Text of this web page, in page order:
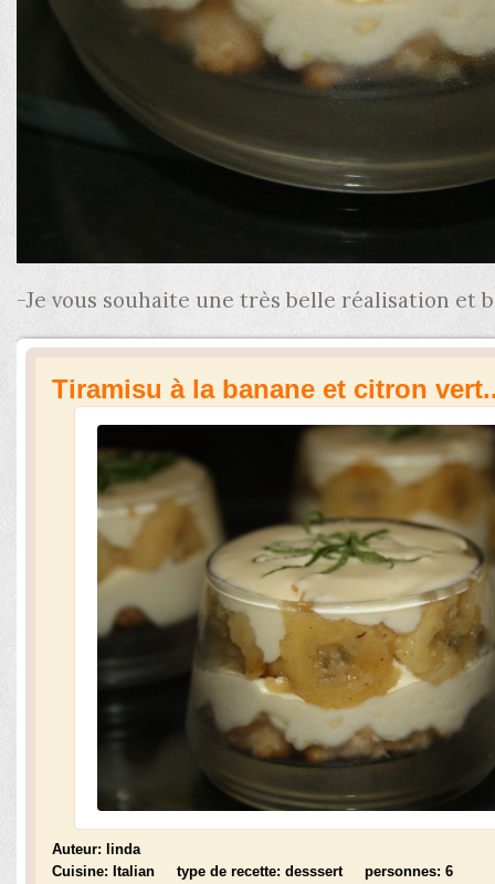
-Je vous souhaite une très belle réalisation et
Tiramisu à la banane et citron
Auteur: linda
Cuisine: Italian type de recette: desssert personnes: 6